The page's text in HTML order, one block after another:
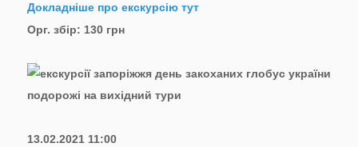
Докладніше про екскурсію тут
Орг. збір: 130 грн
13.02.2021 11:00